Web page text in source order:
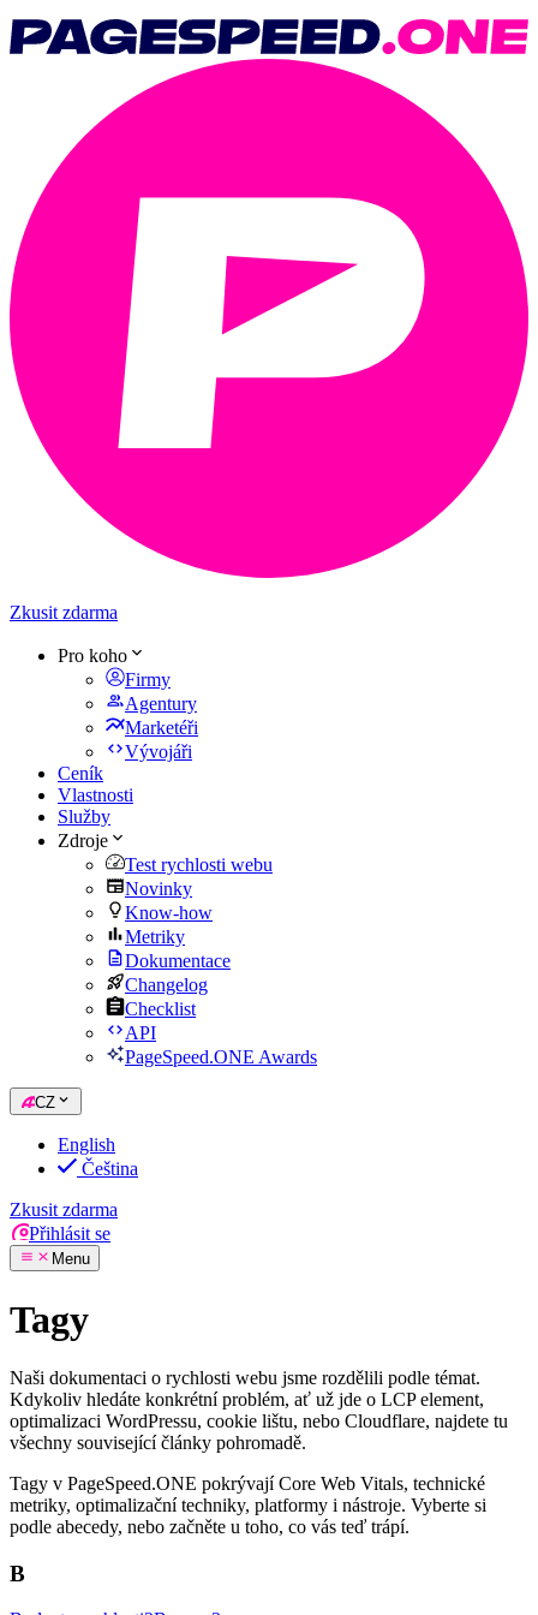
Zkusit zdarma
Pro koho
Firmy
Agentury
Marketéři
Vývojáři
Ceník
Vlastnosti
Služby
Zdroje
Test rychlosti webu
Novinky
Know-how
Metriky
Dokumentace
Changelog
Checklist
API
PageSpeed.ONE Awards
CZ
English
Čeština
Zkusit zdarma
Přihlásit se
Menu
Tagy
Naši dokumentaci o rychlosti webu jsme rozdělili podle témat.
Kdykoliv hledáte konkrétní problém, ať už jde o LCP element,
optimalizaci WordPressu, cookie lištu, nebo Cloudflare, najdete tu
všechny související články pohromadě.
Tagy v PageSpeed.ONE pokrývají Core Web Vitals, technické
metriky, optimalizační techniky, platformy i nástroje. Vyberte si
podle abecedy, nebo začněte u toho, co vás teď trápí.
B